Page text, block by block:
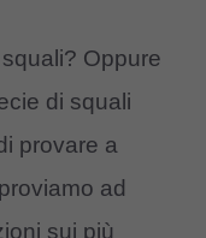
Oppure
di squali
provare a
ad
sui più